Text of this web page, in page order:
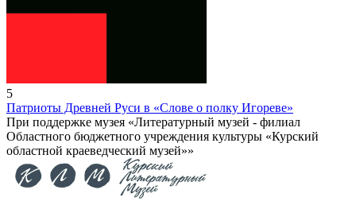
5
Патриоты Древней Руси в «Слове о полку Игореве»
При поддержке музея «Литературный музей - филиал
Областного бюджетного учреждения культуры «Курский
областной краеведческий музей»»